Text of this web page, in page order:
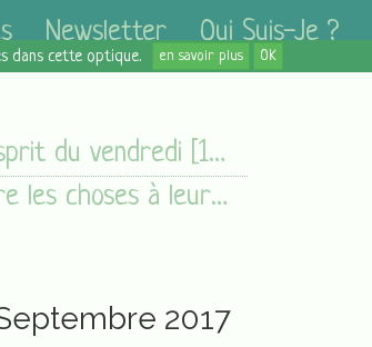
dans cette optique. en savoir plus OK
Newsletter Qui Suis-Je ?
Les états d'esprit du vendredi [15/09/17]
L'art de mettre les choses à leur place de Dominique Loreau
2017